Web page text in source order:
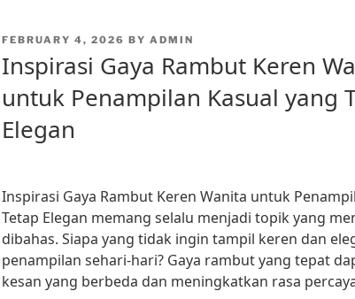
POSTED
FEBRUARY 4, 2026 BY ADMIN
Inspirasi Gaya Rambut Keren
untuk Penampilan Kasual yang
Elegan
Inspirasi Gaya Rambut Keren Wanita untuk
Tetap Elegan memang selalu menjadi topik yang
dibahas. Siapa yang tidak ingin tampil keren dan
penampilan sehari-hari? Gaya rambut yang tepat
kesan yang berbeda dan meningkatkan rasa